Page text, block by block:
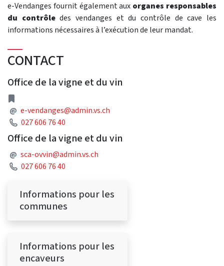
e-Vendanges fournit également aux organes responsables
du contrôledes vendanges et du contrôle de cave les
informations nécessaires à l’exécution de leur mandat.
CONTACT
Office de la vigne et du vin
@ Adresse courriel
e-vendanges@admin.vs.ch
Téléphone
027 606 76 40
Office de la vigne et du vin
@ Adresse courriel
sca-ovvin@admin.vs.ch
Téléphone
027 606 76 40
Informations pour les
communes
Informations pour les
encaveurs